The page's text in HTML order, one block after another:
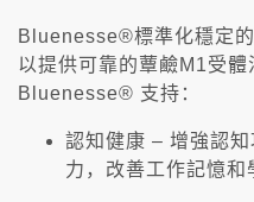
Bluenesse®標準化穩定
以提供可靠的蕈鹼M1受
Bluenesse® 支持：
認知健康 – 增強認
力，改善工作記憶和